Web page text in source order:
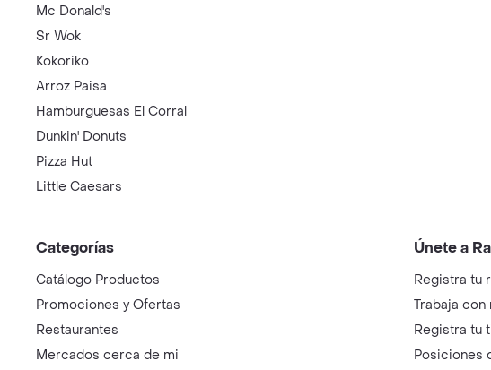
Mc Donald's
Sr Wok
Kokoriko
Arroz Paisa
Hamburguesas El Corral
Dunkin' Donuts
Pizza Hut
Little Caesars
Categorías
Catálogo Productos
Promociones y Ofertas
Restaurantes
Mercados cerca de mi
Únete a
Registra tu
Trabaja
Registra tu
Posiciones